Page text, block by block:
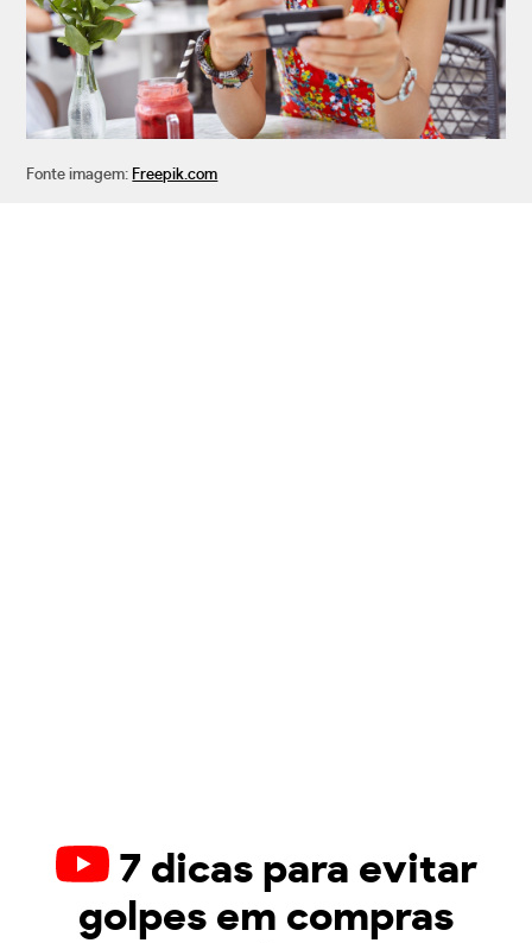
Fonte imagem: Freepik.com
7 dicas para evitar
golpes em compras